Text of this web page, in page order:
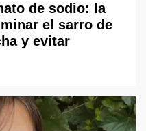
de sodio: la
el sarro de
y evitar